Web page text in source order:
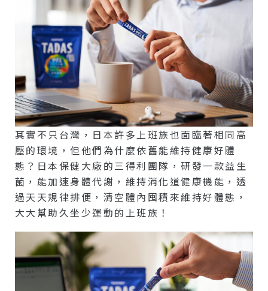
其實不只台灣，日本許多上班族也面臨著相同高
壓的環境，但他們為什麼依舊能維持健康好體
態？日本保健大廠的三得利團隊，研發一款益生
菌，能加速身體代謝，維持消化道健康機能，透
過天天規律排便，清空體內囤積來維持好體態，
大大幫助久坐少運動的上班族！